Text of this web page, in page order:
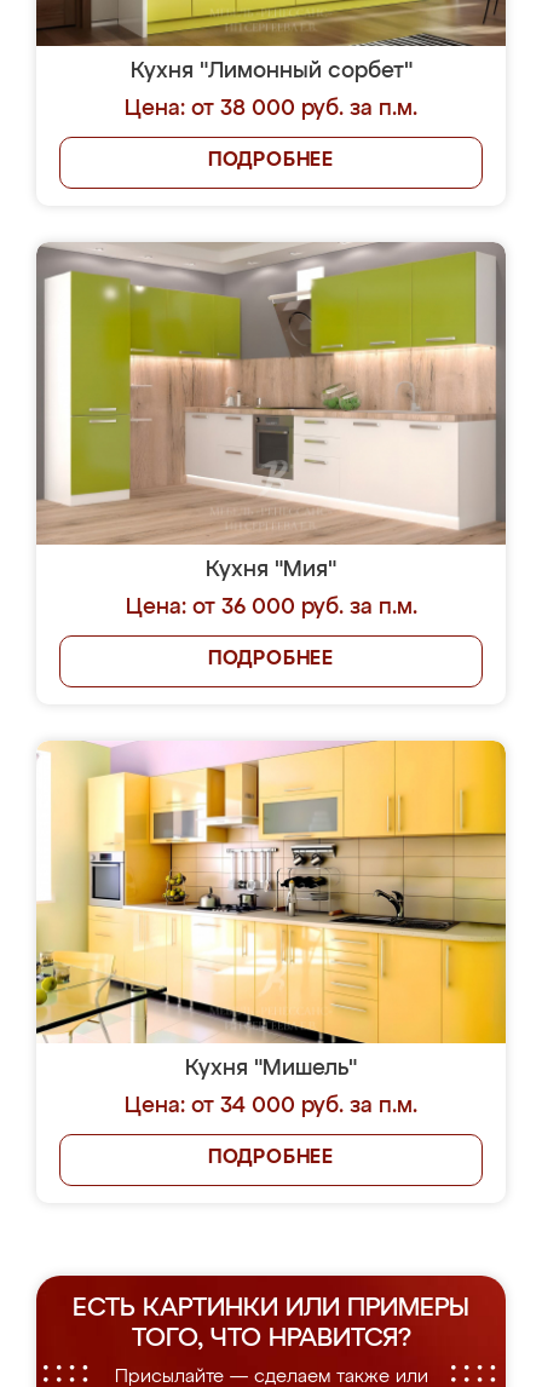
Кухня "Лимонный сорбет"
Цена: от 38 000 руб. за п.м.
ПОДРОБНЕЕ
Кухня "Мия"
Цена: от 36 000 руб. за п.м.
ПОДРОБНЕЕ
Кухня "Мишель"
Цена: от 34 000 руб. за п.м.
ПОДРОБНЕЕ
ЕСТЬ КАРТИНКИ ИЛИ ПРИМЕРЫ
ТОГО, ЧТО НРАВИТСЯ?
Присылайте — сделаем также или